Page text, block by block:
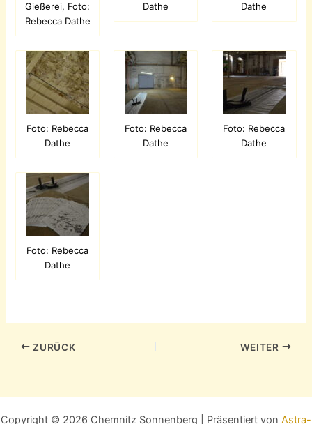
Gießerei, Foto:
Rebecca Dathe
Dathe
Dathe
Foto: Rebecca
Dathe
Foto: Rebecca
Dathe
Foto: Rebecca
Dathe
Foto: Rebecca
Dathe
ZURÜCK WEITER
Copyright © 2026 Chemnitz Sonnenberg | Präsentiert von Astra-